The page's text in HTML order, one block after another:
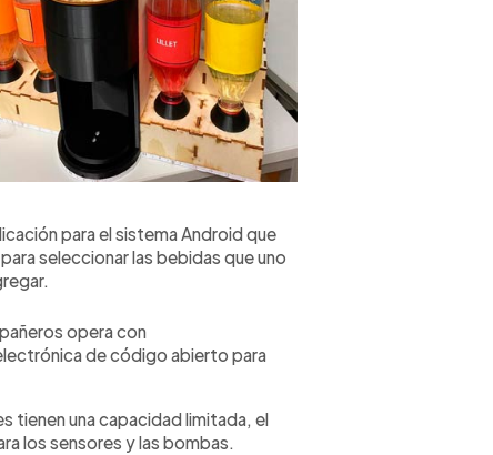
para el sistema Android que
seleccionar las bebidas que uno
opera con
de código abierto para
tienen una capacidad limitada, el
los sensores y las bombas.